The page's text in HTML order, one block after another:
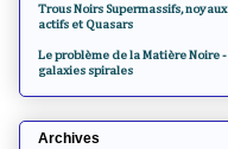
Trous Noirs Supermassifs, noyaux
actifs et Quasars
Le problème de la Matière Noire -
galaxies spirales
Archives